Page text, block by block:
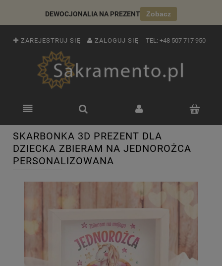
DEWOCJONALIA NA PREZENT Zobacz
ZAREJESTRUJ SIĘ ZALOGUJ SIĘ TEL: +48 507 717 950
SKARBONKA 3D PREZENT DLA
DZIECKA ZBIERAM NA JEDNOROŻCA
PERSONALIZOWANA